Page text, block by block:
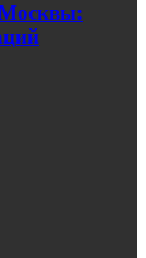
Москвы: